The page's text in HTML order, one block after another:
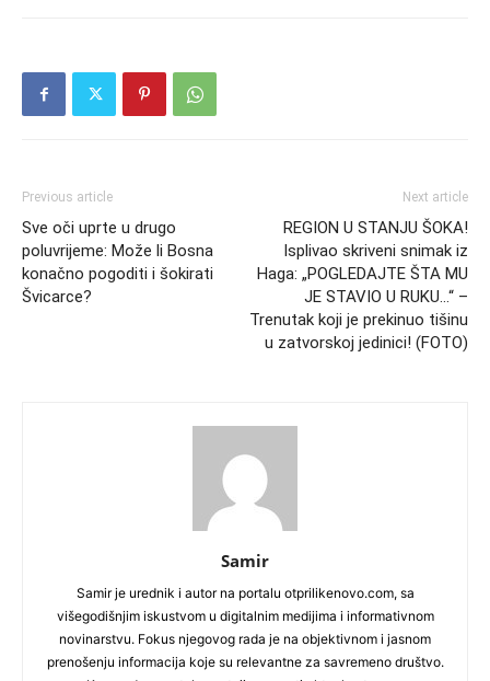
Previous article
Sve oči uprte u drugo
poluvrijeme: Može li Bosna
konačno pogoditi i šokirati
Švicarce?
Next article
REGION U STANJU ŠOKA!
Isplivao skriveni snimak iz
Haga: „POGLEDAJTE ŠTA MU
JE STAVIO U RUKU…“ –
Trenutak koji je prekinuo tišinu
u zatvorskoj jedinici! (FOTO)
Samir
Samir je urednik i autor na portalu otprilikenovo.com, sa
višegodišnjim iskustvom u digitalnim medijima i informativnom
novinarstvu. Fokus njegovog rada je na objektivnom i jasnom
prenošenju informacija koje su relevantne za savremeno društvo.